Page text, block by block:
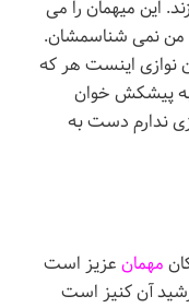
این میهمان را می
من نمی شناسمشان.
نوازی اینست هر که
پیشکش خوان
ندارم دست به
مهمان عزیز است
آن کنیز است